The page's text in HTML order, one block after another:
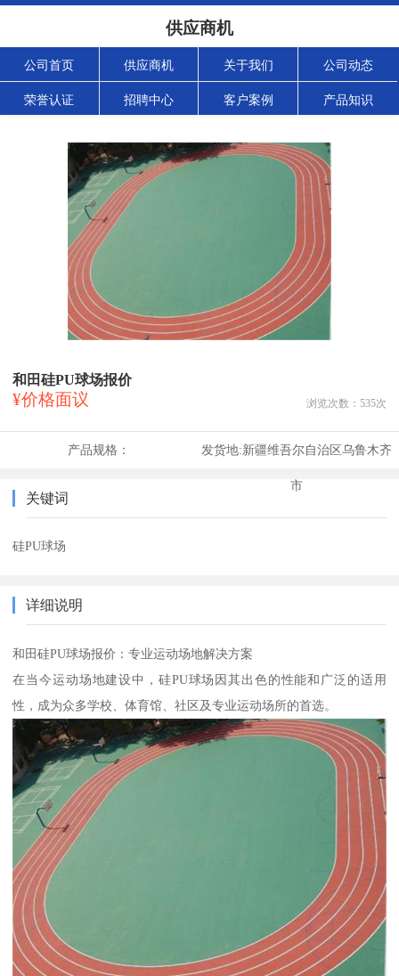
供应商机
公司首页 供应商机 关于我们 公司动态
荣誉认证 招聘中心 客户案例 产品知识
和田硅PU球场报价
¥价格面议 浏览次数： 535次
产品规格： 发货地:新疆维吾尔自治区乌鲁木齐
市
关键词
硅PU球场
详细说明
和田硅PU球场报价：专业运动场地解决方案
在当今运动场地建设中，硅PU球场因其出色的性能和广泛的适用
性，成为众多学校、体育馆、社区及专业运动场所的首选。